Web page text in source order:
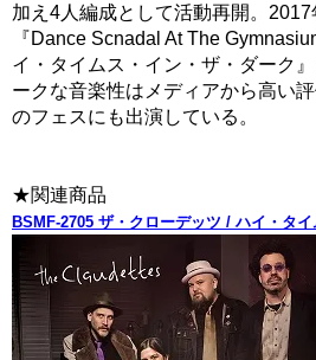
加え4人編成として活動再開。
『Dance Scnadal At The
イ・タイムス・イン・ザ・ダーク
ークな音楽性はメディアから高い
のフェスにも出演している。
★関連商品
BSMF-2705 ザ・クローデッツ / ハイ・タ